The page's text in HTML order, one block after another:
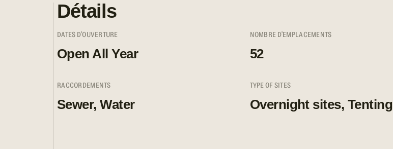
Détails
DATES D'OUVERTURE
Open All Year
NOMBRE D'EMPLACEMENTS
52
RACCORDEMENTS
Sewer, Water
TYPE OF SITES
Overnight sites, Tenting